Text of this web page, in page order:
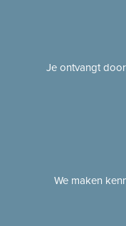
Je ontvangt
We maken